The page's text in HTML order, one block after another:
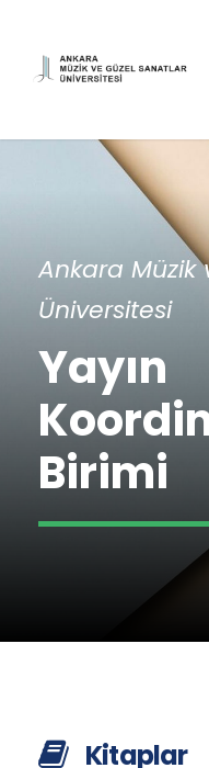
Ankara Müzik
Üniversitesi
Yayın
Birimi
Kitaplar